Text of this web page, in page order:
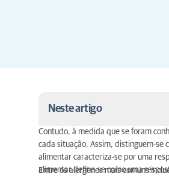
Neste artigo
Sintomas
Diagnóstico
Contudo, à medida que se foram
cada situação. Assim, distinguem-
alimentar caracteriza-se por uma
alimentar define-se como uma
Entre os alergenos mais comuns